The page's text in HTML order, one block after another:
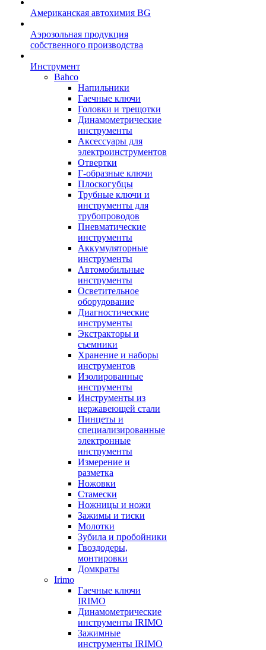
Американская автохимия BG
Аэрозольная продукция
собственного производства
Инструмент
Bahco
Напильники
Гаечные ключи
Головки и трещотки
Динамометрические
инструменты
Аксессуары для
электроинструментов
Отвертки
Г-образные ключи
Плоскогубцы
Трубные ключи и
инструменты для
трубопроводов
Пневматические
инструменты
Аккумуляторные
инструменты
Автомобильные
инструменты
Осветительное
оборудование
Диагностические
инструменты
Экстракторы и
съемники
Хранение и наборы
инструментов
Изолированные
инструменты
Инструменты из
нержавеющей стали
Пинцеты и
специализированные
электронные
инструменты
Измерение и
разметка
Ножовки
Стамески
Ножницы и ножи
Зажимы и тиски
Молотки
Зубила и пробойники
Гвоздодеры,
монтировки
Домкраты
Irimo
Гаечные ключи
IRIMO
Динамометрические
инструменты IRIMO
Зажимные
инструменты IRIMO